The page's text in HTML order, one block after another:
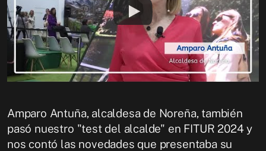
Amparo Antuña, alcaldesa de Noreña, también
pasó nuestro "test del alcalde" en FITUR 2024 y
nos contó las novedades que presentaba su